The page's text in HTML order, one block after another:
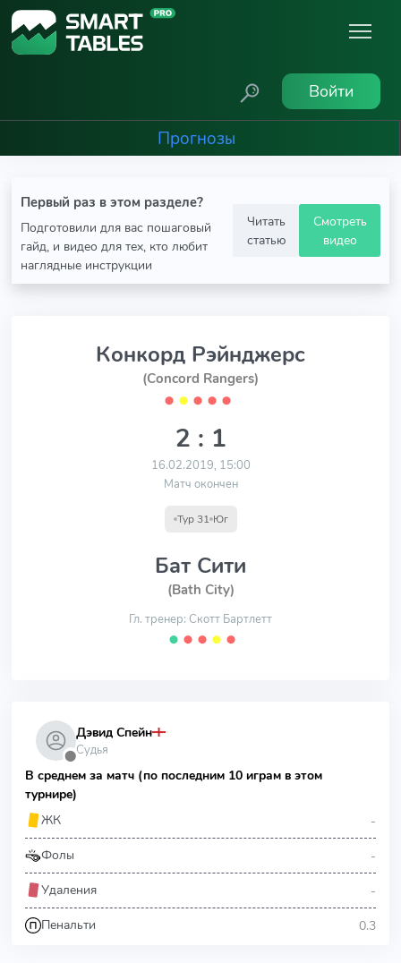
Войти
Прогнозы
Первый раз в этом разделе?
Подготовили для вас пошаговый
гайд, и видео для тех, кто любит
наглядные инструкции
Читать
статью
Смотреть
видео
Конкорд Рэйнджерс
(Concord Rangers)
⬤ ⬤ ⬤ ⬤ ⬤
2 : 1
16.02.2019, 15:00
Матч окончен
Тур 31 Юг
Бат Сити
(Bath City)
Гл. тренер: Скотт Бартлетт
⬤ ⬤ ⬤ ⬤ ⬤
⬤
Дэвид Спейн
Судья
В среднем за матч (по последним 10 играм в этом
турнире)
ЖК
-
Фолы -
Удаления -
Пенальти 0.3